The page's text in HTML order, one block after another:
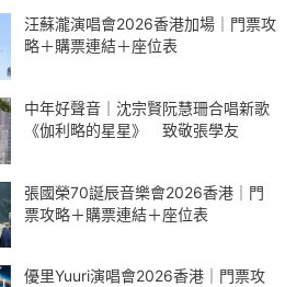
汪蘇瀧演唱會2026香港加場｜門票攻
略＋購票連結＋座位表
中年好聲音｜沈宗賢阮慧珊合唱新歌
《伽利略的星星》 致敬張學友
張國榮70誕辰音樂會2026香港｜門
票攻略＋購票連結＋座位表
優里Yuuri演唱會2026香港｜門票攻